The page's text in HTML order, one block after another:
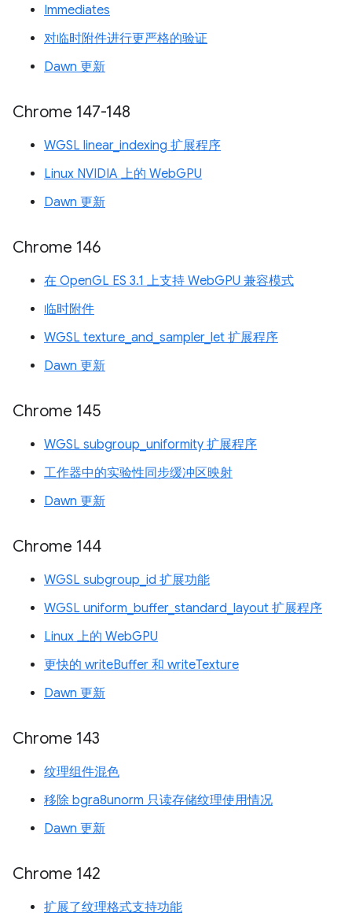
Immediates
对临时附件进行更严格的验证
Dawn 更新
Chrome 147-148
WGSL linear_indexing 扩展程序
Linux NVIDIA 上的 WebGPU
Dawn 更新
Chrome 146
在 OpenGL ES 3.1 上支持 WebGPU 兼容模式
临时附件
WGSL texture_and_sampler_let 扩展程序
Dawn 更新
Chrome 145
WGSL subgroup_uniformity 扩展程序
工作器中的实验性同步缓冲区映射
Dawn 更新
Chrome 144
WGSL subgroup_id 扩展功能
WGSL uniform_buffer_standard_layout 扩展程序
Linux 上的 WebGPU
更快的 writeBuffer 和 writeTexture
Dawn 更新
Chrome 143
纹理组件混色
移除 bgra8unorm 只读存储纹理使用情况
Dawn 更新
Chrome 142
扩展了纹理格式支持功能